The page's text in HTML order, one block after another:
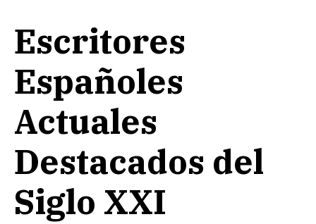
Escritores
Españoles
Actuales
Destacados del
Siglo XXI